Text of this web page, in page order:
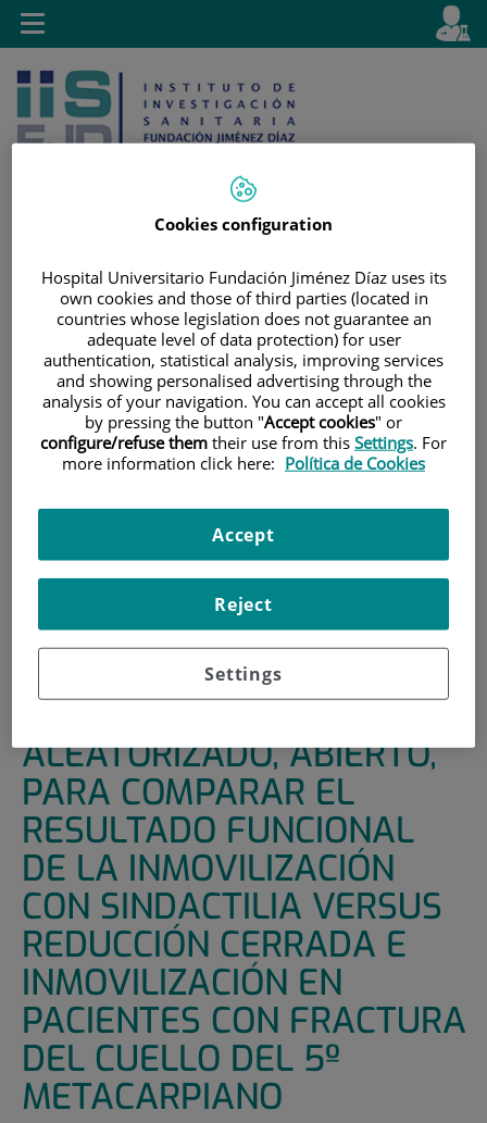
Saltar al contenido
contenido
Selector
activo
es
Buscar
Toggle
navigation
|
ENSAYO CLÍNICO ALEATORIZADO, ABIERTO, PARA
COMPARAR EL RESULTADO FUNCIONAL DE LA
INMOVILIZACIÓN CON SINDACTILIA VERSUS REDUCCIÓN
CERRADA E INMOVILIZACIÓN EN PACIENTES CON
FRACTURA DEL CUELLO DEL 5º METACARPIANO
ENSAYO CLÍNICO
ALEATORIZADO, ABIERTO,
PARA COMPARAR EL
RESULTADO FUNCIONAL
DE LA INMOVILIZACIÓN
CON SINDACTILIA VERSUS
REDUCCIÓN CERRADA E
INMOVILIZACIÓN EN
PACIENTES CON FRACTURA
DEL CUELLO DEL 5º
METACARPIANO
Cookies configuration
Hospital Universitario Fundación Jiménez Díaz uses its
own cookies and those of third parties (located in
countries whose legislation does not guarantee an
adequate level of data protection) for user
authentication, statistical analysis, improving services
and showing personalised advertising through the
analysis of your navigation. You can accept all cookies
by pressing the button "Accept cookies" or
configure/refuse them their use from this Settings. For
more information click here: Política de Cookies
Settings
Reject
Accept